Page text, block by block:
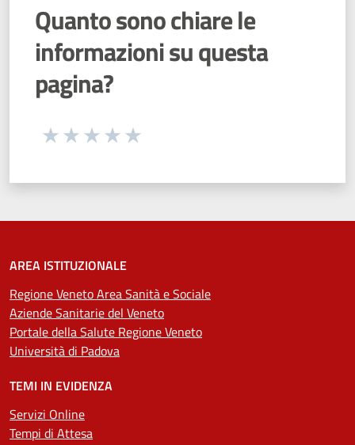
Quanto sono chiare le
informazioni su questa
pagina?
Seleziona una valutazione da 1 a 5 stelle
AREA ISTITUZIONALE
Regione Veneto Area Sanità e Sociale
Aziende Sanitarie del Veneto
Portale della Salute Regione Veneto
Università di Padova
TEMI IN EVIDENZA
Servizi Online
Tempi di Attesa